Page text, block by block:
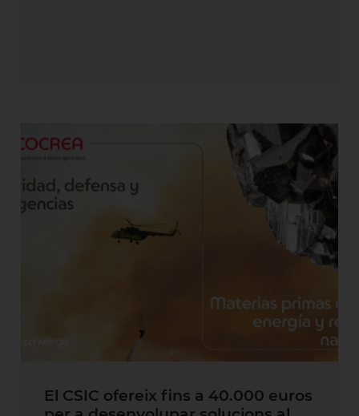
El CSIC ofereix fins a 40.000 euros